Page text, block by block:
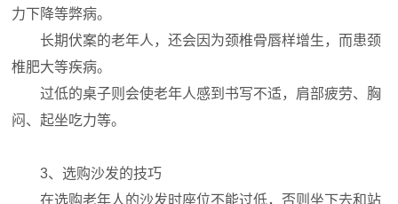
力下降等弊病。
长期伏案的老年人，还会因为颈椎骨唇样增生，而患颈
椎肥大等疾病。
过低的桌子则会使老年人感到书写不适，肩部疲劳、胸
闷、起坐吃力等。
3、选购沙发的技巧
在选购老年人的沙发时座位不能过低，否则坐下去和站